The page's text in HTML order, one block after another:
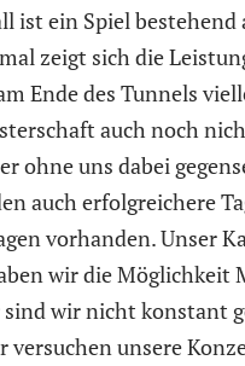
ist ein Spiel
zeigt sich die
Ende des Tunnels
auch noch
ohne uns dabei
auch erfolgreichere
vorhanden. Unser
wir die
wir nicht konstant
versuchen unsere